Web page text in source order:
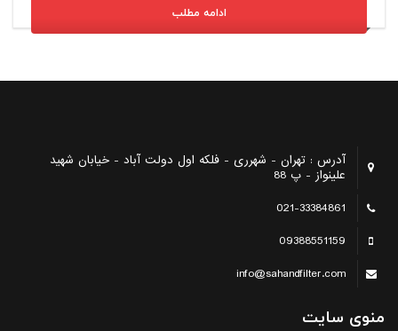
ادامه مطلب
آدرس : تهران - شهرری - فلکه اول دولت آباد - خیابان شهید
علینواز - پ 88
021-33384861
09388551159
info@sahandfilter.com
منوی سایت